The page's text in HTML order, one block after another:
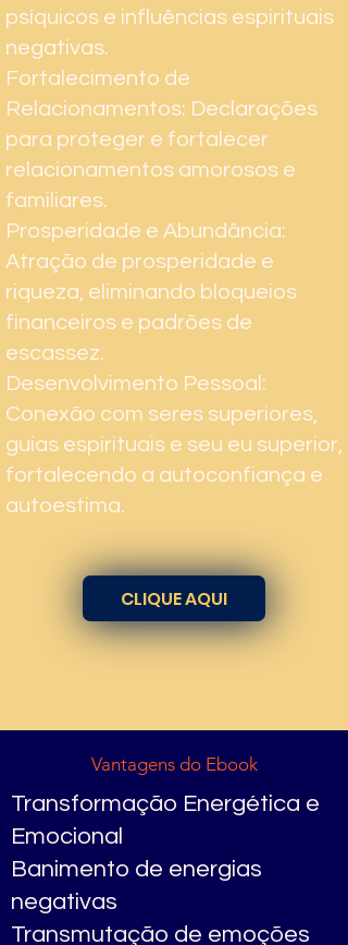
psíquicos e influências espirituais
negativas.
Fortalecimento de
Relacionamentos: Declarações
para proteger e fortalecer
relacionamentos amorosos e
familiares.
Prosperidade e Abundância:
Atração de prosperidade e
riqueza, eliminando bloqueios
financeiros e padrões de
escassez.
Desenvolvimento Pessoal:
Conexão com seres superiores,
guias espirituais e seu eu superior,
fortalecendo a autoconfiança e
autoestima.
CLIQUE AQUI
Vantagens do Ebook
Transformação Energética e
Emocional
Banimento de energias
negativas
Transmutação de emoções